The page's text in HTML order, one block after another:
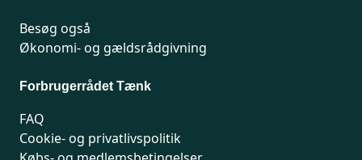
Besøg også
Økonomi- og gældsrådgivning
Forbrugerrådet Tænk
FAQ
Cookie- og privatlivspolitik